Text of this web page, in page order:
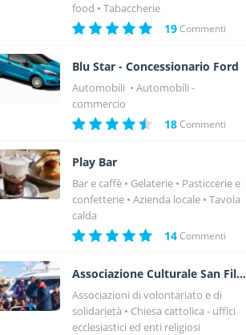
food
Tabaccherie
19Commenti
Blu Star - Concessionario Ford
Automobili
Automobili -
commercio
18Commenti
Play Bar
Bar e caffè Gelaterie
Pasticcerie e
confetterie
Azienda locale
Tavola
calda
14Commenti
Associazione Culturale San Filippo Apostolo
Associazioni di volontariato e di
solidarietà
Chiesa cattolica - uffici
ecclesiastici ed enti religiosi